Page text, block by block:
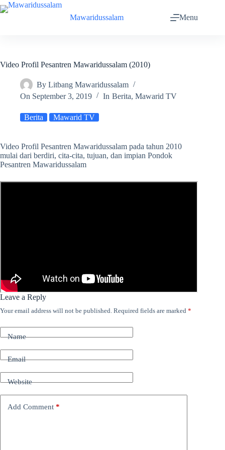
Skip
to
Mawaridussalam Menu
Video Profil Pesantren Mawaridussalam (2010)
By Litbang Mawaridussalam
On September 3, 2019 In Berita, Mawarid TV
Berita Mawarid TV
Video Profil Pesantren Mawaridussalam pada tahun 2010
mulai dari berdiri, cita-cita, tujuan, dan impian Pondok
Pesantren Mawaridussalam
Leave a Reply
Your email address will not be published. Required fields are marked *
Name
Email
Website
Add Comment *